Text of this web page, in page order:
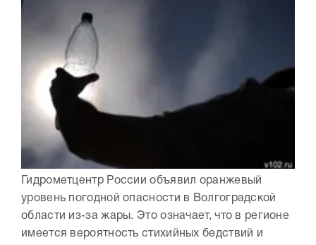
Гидрометцентр России объявил оранжевый
уровень погодной опасности в Волгоградской
области из-за жары. Это означает, что в регионе
имеется вероятность стихийных бедствий и